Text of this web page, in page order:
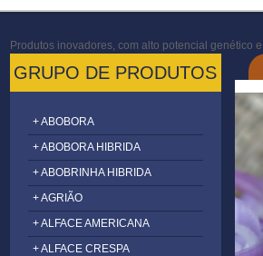
Produtos inovadores, com alto potencial genético
GRUPO DE PRODUTOS
+ ABOBORA
+ ABOBORA HIBRIDA
+ ABOBRINHA HIBRIDA
+ AGRIÃO
+ ALFACE AMERICANA
+ ALFACE CRESPA